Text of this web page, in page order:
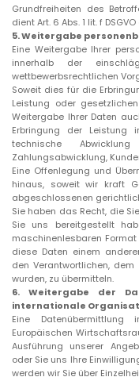
Grundfreiheiten des
dient Art. 6 Abs. 1 lit. f
5.Weitergabe
Eine Weitergabe Ihrer
innerhalb der
wettbewerbsrechtlichen
Soweit dies für die
Leistung oder
Weitergabe Ihrer Daten
Erbringung der
technische
Zahlungsabwicklung,
Eine Offenlegung und
hinaus, soweit wir kraft
abgeschlossenen
Sie haben das Recht, die
Sie uns bereitgestellt
maschinenlesbaren
diese Daten einem
den Verantwortlichen,
wurden, zu übermitteln.
6.
Weitergabe der
internationale
Eine
Europäischen
Ausführung unserer
oder Sie uns Ihre
werden wir Sie über